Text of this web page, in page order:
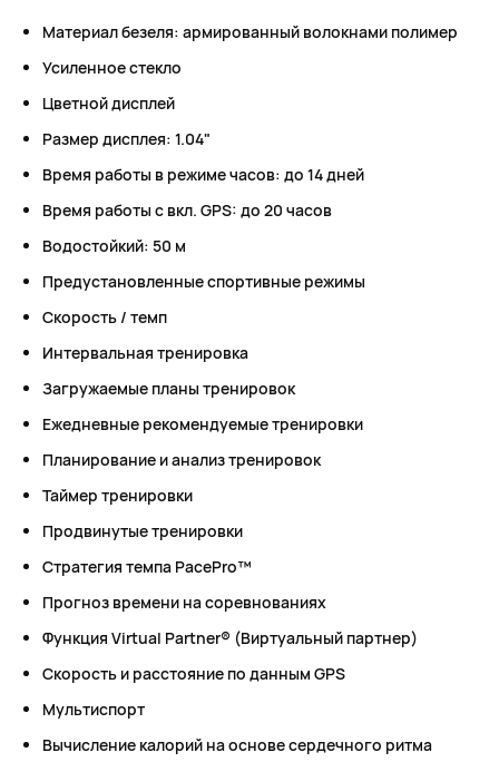
Материал безеля: армированный волокнами полимер
Усиленное стекло
Цветной дисплей
Размер дисплея: 1.04"
Время работы в режиме часов: до 14 дней
Время работы с вкл. GPS: до 20 часов
Водостойкий: 50 м
Предустановленные спортивные режимы
Скорость / темп
Интервальная тренировка
Загружаемые планы тренировок
Ежедневные рекомендуемые тренировки
Планирование и анализ тренировок
Таймер тренировки
Продвинутые тренировки
Стратегия темпа PacePro™
Прогноз времени на соревнованиях
Функция Virtual Partner® (Виртуальный партнер)
Скорость и расстояние по данным GPS
Мультиспорт
Вычисление калорий на основе сердечного ритма